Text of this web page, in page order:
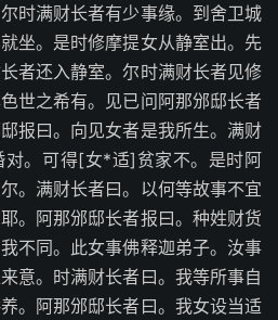
时满财长者有少事缘。到舍卫城
坐。是时修摩提女从静室出。先
者还入静室。尔时满财长者见修
世之希有。见已问阿那邠邸长者
报曰。向见女者是我所生。满财
对。可得[女*适]贫家不。是时阿
。满财长者曰。以何等故事不宜
。阿那邠邸长者报曰。种姓财货
不同。此女事佛释迦弟子。汝事
意。时满财长者曰。我等所事自
。阿那邠邸长者曰。我女设当适